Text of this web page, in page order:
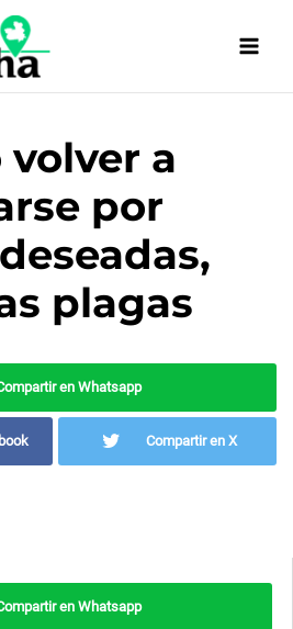
volver a
por
plagas
en Whatsapp
Compartir en X
en Whatsapp